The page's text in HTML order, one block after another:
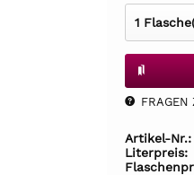
FRAGEN
Artikel-Nr.:
Literpreis: